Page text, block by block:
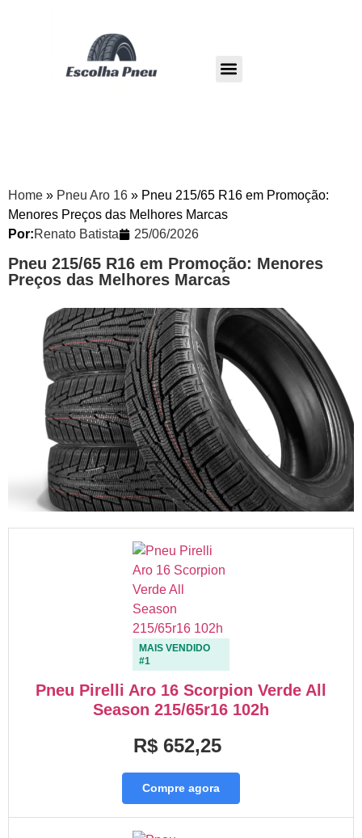
Home » Pneu Aro 16 » Pneu 215/65 R16 em Promoção:
Menores Preços das Melhores Marcas
Por:Renato Batista 25/06/2026
Pneu 215/65 R16 em Promoção: Menores
Preços das Melhores Marcas
MAIS VENDIDO
#1
Pneu Pirelli Aro 16 Scorpion Verde All
Season 215/65r16 102h
R$ 652,25
Compre agora